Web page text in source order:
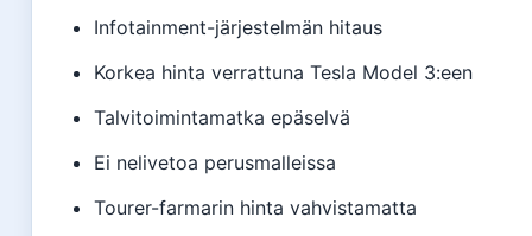
Infotainment-järjestelmän hitaus
Korkea hinta verrattuna Tesla Model 3:een
Talvitoimintamatka epäselvä
Ei nelivetoa perusmalleissa
Tourer-farmarin hinta vahvistamatta